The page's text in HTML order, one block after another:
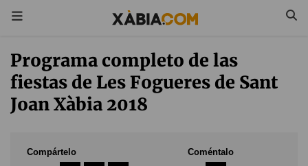
Programa completo de las
fiestas de Les Fogueres de Sant
Joan Xàbia 2018
Compártelo Coméntalo